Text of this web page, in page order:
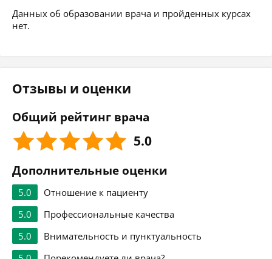
Данных об образовании врача и пройденных курсах
нет.
Отзывы и оценки
Общий рейтинг врача
5.0
Дополнительные оценки
5.0
Отношение к пациенту
5.0
Профессиональные качества
5.0
Внимательность и пунктуальность